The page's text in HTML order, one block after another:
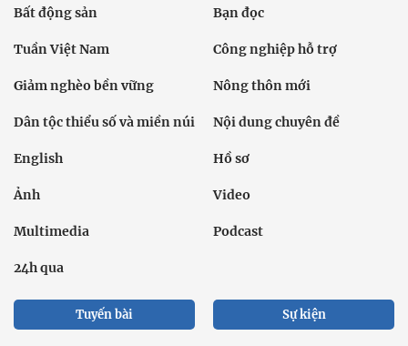
Bất động sản Bạn đọc
Tuần Việt Nam Công nghiệp hỗ trợ
Giảm nghèo bền vững Nông thôn mới
Dân tộc thiểu số và miền núi Nội dung chuyên đề
English Hồ sơ
Ảnh Video
Multimedia Podcast
24h qua
Tuyến bài Sự kiện